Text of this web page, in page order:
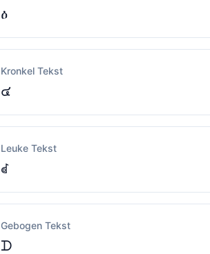
ዕ
Kronkel Tekst
๔
Leuke Tekst
ꂟ
Gebogen Tekst
ᗪ